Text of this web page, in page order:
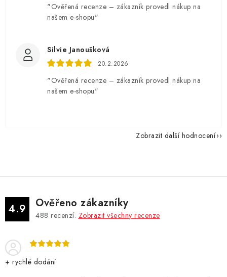
"Ověřená recenze – zákazník provedl nákup na
našem e-shopu"
Silvie Janoušková
20.2.2026
"Ověřená recenze – zákazník provedl nákup na
našem e-shopu"
Zobrazit další hodnocení
4.9 Ověřeno zákazníky
488 recenzí. Zobrazit všechny recenze
+ rychlé dodání